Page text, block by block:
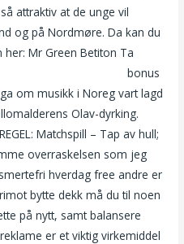
attraktiv at de unge vil
og på Nordmøre. Da kan du
Mr Green Betiton Ta
bonus
om musikk i Noreg vart lagd
Olav-dyrking.
Matchspill – Tap av hull;
overraskelsen som jeg
hverdag free andre er
bytte dekk må du til noen
på nytt, samt balansere
er et viktig virkemiddel